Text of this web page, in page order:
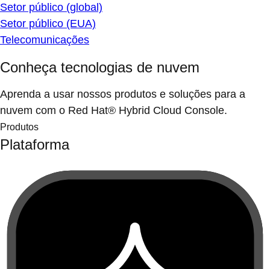
Setor público (global)
Setor público (EUA)
Telecomunicações
Conheça tecnologias de nuvem
Aprenda a usar nossos produtos e soluções para a
nuvem com o Red Hat® Hybrid Cloud Console.
Produtos
Plataforma